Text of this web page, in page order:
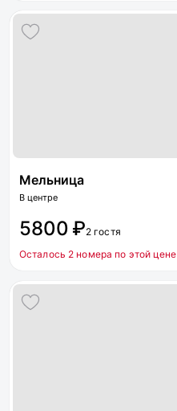
Мельница
В центре
5800 ₽2 гостя
Осталось 2 номера по этой цене